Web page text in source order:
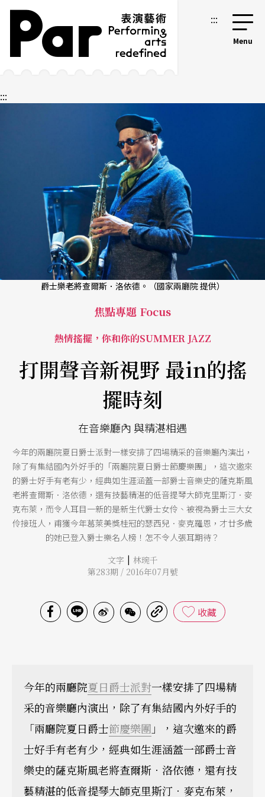
跳到主要內容區塊
網站導覽 :::
:::
爵士樂老將查爾斯．洛依德。（國家兩廳院 提供）
焦點專題 Focus
熱情搖擺，你和你的SUMMER JAZZ
打開聲音新視野 最in的搖
擺時刻
在音樂廳內 與精湛相遇
今年的兩廳院夏日爵士派對一樣安排了四場精采的音樂廳內演出，
除了有集結國內外好手的「兩廳院夏日爵士節慶樂團」，這次邀來
的爵士好手有老有少，經典如生涯涵蓋一部爵士音樂史的薩克斯風
老將查爾斯．洛依德，還有技藝精湛的低音提琴大師克里斯汀．麥
克布萊，而令人耳目一新的是新生代爵士女伶、被視為爵士三大女
伶接班人，甫獲今年葛萊美獎桂冠的瑟西兒．麥克羅恩，才廿多歲
的她已登入爵士樂名人榜！怎不令人張耳期待？
文字 | 林琬千
第283期 / 2016年07月號
收藏
今年的兩廳院夏日爵士派對一樣安排了四場精
采的音樂廳內演出，除了有集結國內外好手的
「兩廳院夏日爵士節慶樂團 」，這次邀來的爵
士好手有老有少，經典如生涯涵蓋一部爵士音
樂史的薩克斯風老將查爾斯．洛依德，還有技
藝精湛的低音提琴大師克里斯汀．麥克布萊，